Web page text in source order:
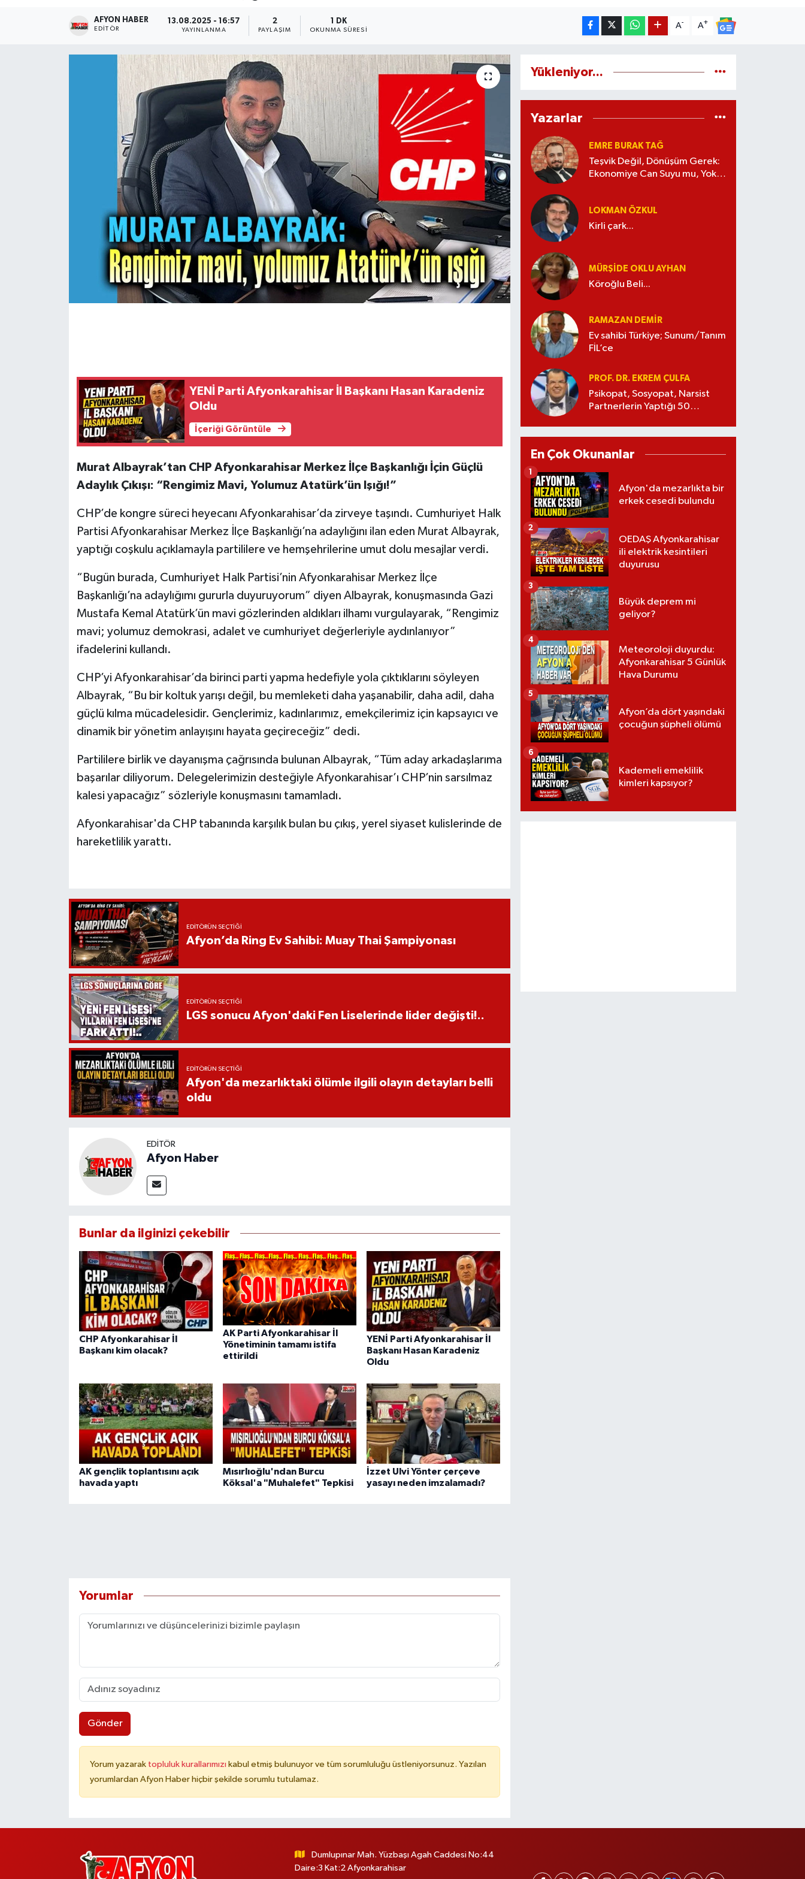
AFYON HABER
EDITÖR
13.08.2025 - 16:57
YAYINLANMA
2
PAYLAŞIM
1 DK
OKUNMA SÜRESI
A- A+
YENİ Parti Afyonkarahisar İl Başkanı Hasan Karadeniz
Oldu
İçeriği Görüntüle
Murat Albayrak’tan CHP Afyonkarahisar Merkez İlçe Başkanlığı İçin Güçlü
Adaylık Çıkışı: “Rengimiz Mavi, Yolumuz Atatürk’ün Işığı!”
CHP’de kongre süreci heyecanı Afyonkarahisar’da zirveye taşındı. Cumhuriyet Halk
Partisi Afyonkarahisar Merkez İlçe Başkanlığı’na adaylığını ilan eden Murat Albayrak,
yaptığı coşkulu açıklamayla partililere ve hemşehrilerine umut dolu mesajlar verdi.
“Bugün burada, Cumhuriyet Halk Partisi’nin Afyonkarahisar Merkez İlçe
Başkanlığı’na adaylığımı gururla duyuruyorum” diyen Albayrak, konuşmasında Gazi
Mustafa Kemal Atatürk’ün mavi gözlerinden aldıkları ilhamı vurgulayarak, “Rengimiz
mavi; yolumuz demokrasi, adalet ve cumhuriyet değerleriyle aydınlanıyor”
ifadelerini kullandı.
CHP’yi Afyonkarahisar’da birinci parti yapma hedefiyle yola çıktıklarını söyleyen
Albayrak, “Bu bir koltuk yarışı değil, bu memleketi daha yaşanabilir, daha adil, daha
güçlü kılma mücadelesidir. Gençlerimiz, kadınlarımız, emekçilerimiz için kapsayıcı ve
dinamik bir yönetim anlayışını hayata geçireceğiz” dedi.
Partililere birlik ve dayanışma çağrısında bulunan Albayrak, “Tüm aday arkadaşlarıma
başarılar diliyorum. Delegelerimizin desteğiyle Afyonkarahisar’ı CHP’nin sarsılmaz
kalesi yapacağız” sözleriyle konuşmasını tamamladı.
Afyonkarahisar'da CHP tabanında karşılık bulan bu çıkış, yerel siyaset kulislerinde de
hareketlilik yarattı.
EDITÖRÜN SEÇTIĞI
Afyon’da Ring Ev Sahibi: Muay Thai Şampiyonası
EDITÖRÜN SEÇTIĞI
LGS sonucu Afyon'daki Fen Liselerinde lider değişti!..
EDITÖRÜN SEÇTIĞI
Afyon'da mezarlıktaki ölümle ilgili olayın detayları belli
oldu
EDITÖR
Afyon Haber
Bunlar da ilginizi çekebilir
CHP Afyonkarahisar İl
Başkanı kim olacak?
AK Parti Afyonkarahisar İl
Yönetiminin tamamı istifa
ettirildi
YENİ Parti Afyonkarahisar İl
Başkanı Hasan Karadeniz
Oldu
AK gençlik toplantısını açık
havada yaptı
Mısırlıoğlu'ndan Burcu
Köksal'a "Muhalefet" Tepkisi
İzzet Ulvi Yönter çerçeve
yasayı neden imzalamadı?
Yorumlar
Gönder
Yorum yazarak topluluk kurallarımızı kabul etmiş bulunuyor ve tüm sorumluluğu üstleniyorsunuz. Yazılan
yorumlardan Afyon Haber hiçbir şekilde sorumlu tutulamaz.
Yükleniyor...
Yazarlar
EMRE BURAK TAĞ
Teşvik Değil, Dönüşüm Gerek:
Ekonomiye Can Suyu mu, Yoksa
LOKMAN ÖZKUL
Kirli çark...
MÜRŞIDE OKLU AYHAN
Köroğlu Beli...
RAMAZAN DEMİR
Ev sahibi Türkiye; Sunum/Tanım
FİL’ce
PROF. DR. EKREM ÇULFA
Psikopat, Sosyopat, Narsist
Partnerlerin Yaptığı 50
En Çok Okunanlar
Afyon'da mezarlıkta bir
erkek cesedi bulundu
1
OEDAŞ Afyonkarahisar
ili elektrik kesintileri
duyurusu
2
Büyük deprem mi
geliyor?
3
Meteoroloji duyurdu:
Afyonkarahisar 5 Günlük
Hava Durumu
4
Afyon’da dört yaşındaki
çocuğun şüpheli ölümü
5
Kademeli emeklilik
kimleri kapsıyor?
6
Dumlupınar Mah. Yüzbaşı Agah Caddesi No:44
Daire:3 Kat:2 Afyonkarahisar
Magazin